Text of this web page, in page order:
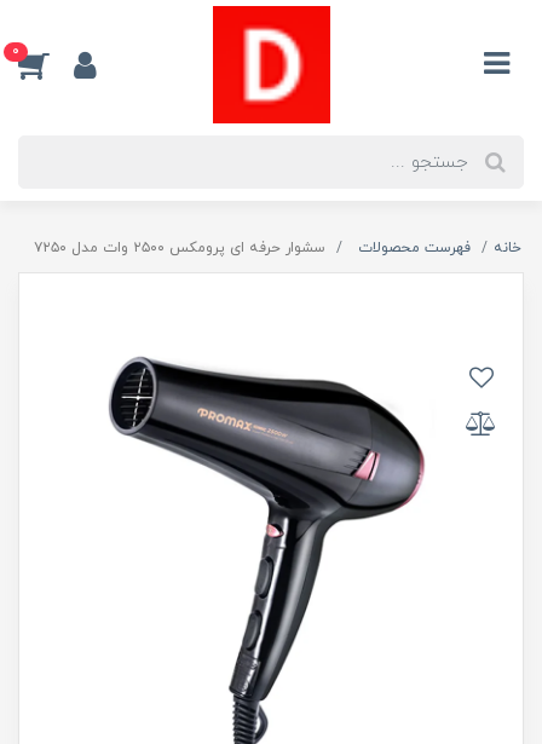
0
خانه فهرست محصولات سشوار حرفه ای پرومکس ۲۵۰۰ وات مدل ۷۲۵۰